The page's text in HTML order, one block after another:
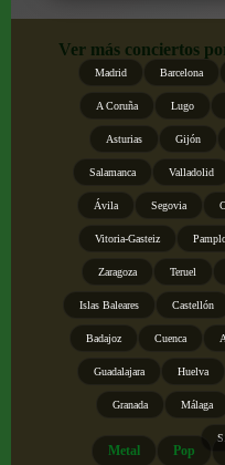
Ver más conciertos
Madrid Barcelona
A Coruña Lugo
Asturias Gijón
Salamanca Valladolid
Ávila Segovia
Vitoria-Gasteiz
Zaragoza Teruel
Islas Baleares Castellón
Badajoz Cuenca
Guadalajara Huelva
Granada Málaga
Metal Pop